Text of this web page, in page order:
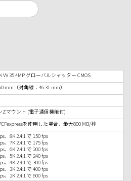
VV 35.4MP グローバルシャッター CMOS
mm（対角線：46.31 mm）
Zマウント (電子通信機能付)
を使用した場合、最大800 MB/秒
、8K 2.4:1 で 150 fps
、7K 2.4:1 で 175 fps
、6K 2.4:1 で 200 fps
、5K 2.4:1 で 240 fps
、4K 2.4:1 で 300 fps
、3K 2.4:1 で 400 fps
、2K 2.4:1 で 600 fps